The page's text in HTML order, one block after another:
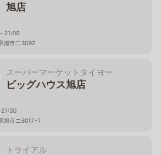
旭店
21:00
旭市二3092
スーパーマーケットタイヨー
ビッグハウス旭店
旭市ニ6017-1
トライアル